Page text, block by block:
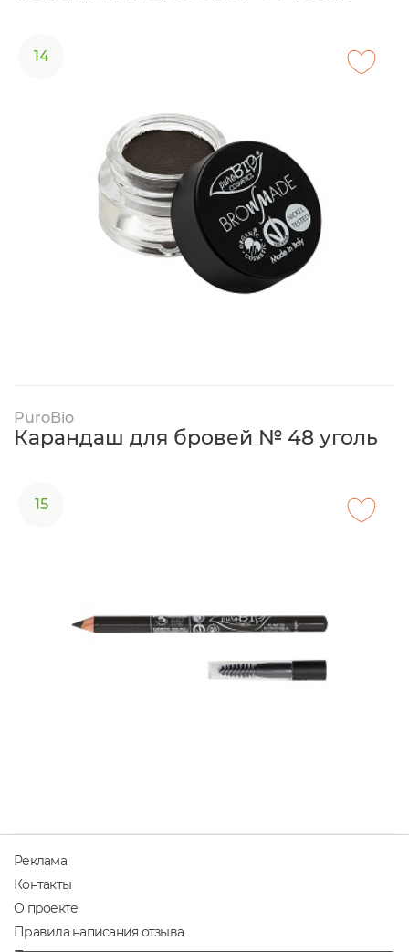
14
PuroBio
Карандаш для бровей № 48 уголь
15
Реклама
Контакты
О проекте
Правила написания отзыва